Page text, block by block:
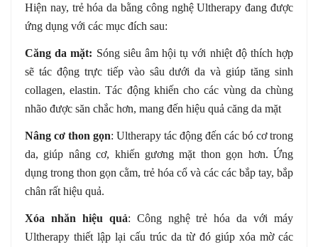
Hiện nay, trẻ hóa da bằng công nghệ Ultherapy đang được
ứng dụng với các mục đích sau:
Căng da mặt: Sóng siêu âm hội tụ với nhiệt độ thích hợp
sẽ tác động trực tiếp vào sâu dưới da và giúp tăng sinh
collagen, elastin. Tác động khiến cho các vùng da chùng
nhão được săn chắc hơn, mang đến hiệu quả căng da mặt
Nâng cơ thon gọn: Ultherapy tác động đến các bó cơ trong
da, giúp nâng cơ, khiến gương mặt thon gọn hơn. Ứng
dụng trong thon gọn cằm, trẻ hóa cổ và các các bắp tay, bắp
chân rất hiệu quả.
Xóa nhăn hiệu quả: Công nghệ trẻ hóa da với máy
Ultherapy thiết lập lại cấu trúc da từ đó giúp xóa mờ các